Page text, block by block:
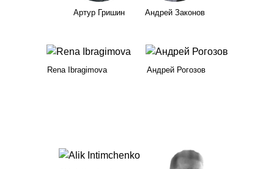
Артур Гришин Андрей Законов
Rena Ibragimova Андрей Рогозов